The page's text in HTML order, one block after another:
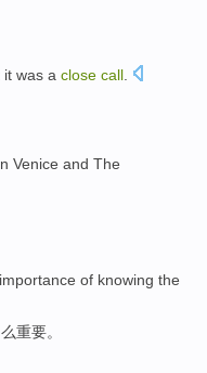
it was a close call
Venice and The
importance of knowing the
重要。